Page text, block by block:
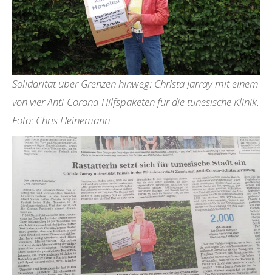
Solidarität über Grenzen hinweg: Christa Jarray mit einem
von vier Anti-Corona-Hilfspaketen für die tunesische Klinik.
Foto: Chris Heinemann